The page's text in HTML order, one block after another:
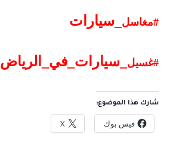
#مغاسل سيارات
#غسيل سيارات في الرياض
شارك هذا الموضوع:
فيس بوك X